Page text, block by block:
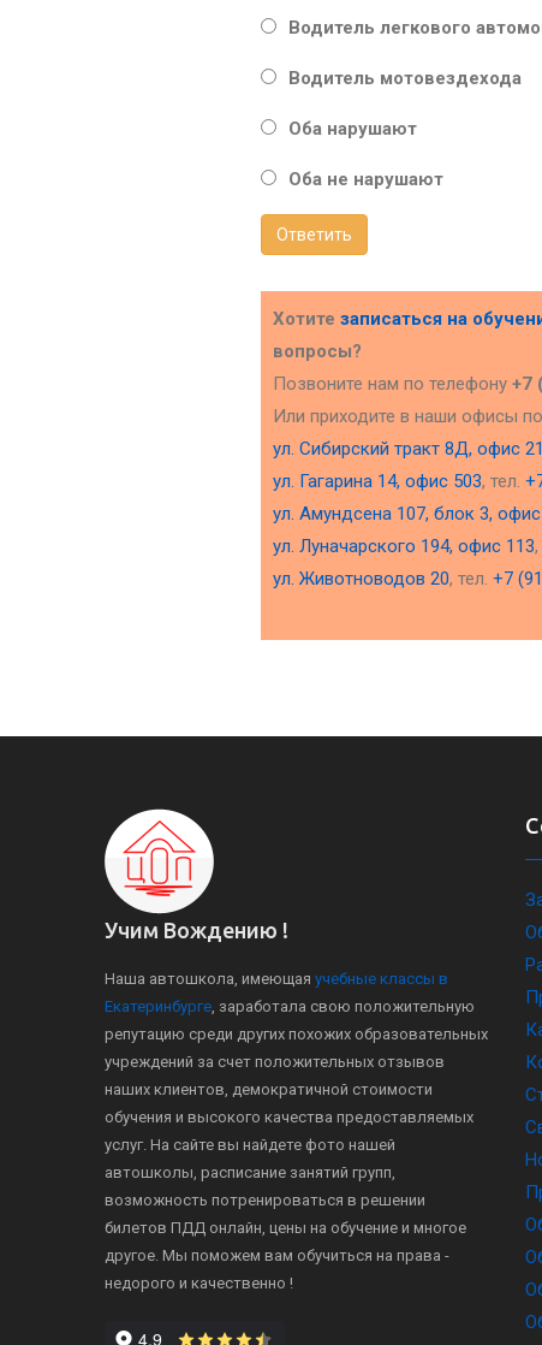
Водитель легкового
Водитель мотовездехода
Оба нарушают
Оба не нарушают
Ответить
Хотите записаться на
вопросы?
Позвоните нам по телефону +7
Или приходите в наши офисы
ул. Сибирский тракт 8Д, офис
ул. Гагарина 14, офис 503, тел.
ул. Амундсена 107, блок 3,
ул. Луначарского 194, офис 113,
ул. Животноводов 20, тел. +7
Учим Вождению !
Наша автошкола, имеющая учебные классы в
Екатеринбурге , заработала свою положительную
репутацию среди других похожих образовательных
учреждений за счет положительных отзывов
наших клиентов, демократичной стоимости
обучения и высокого качества предоставляемых
услуг. На сайте вы найдете фото нашей
автошколы, расписание занятий групп,
возможность потренироваться в решении
билетов ПДД онлайн, цены на обучение и многое
другое. Мы поможем вам обучиться на права -
недорого и качественно !